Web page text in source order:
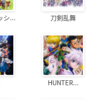
シ... 刀剣乱舞
HUNTER...